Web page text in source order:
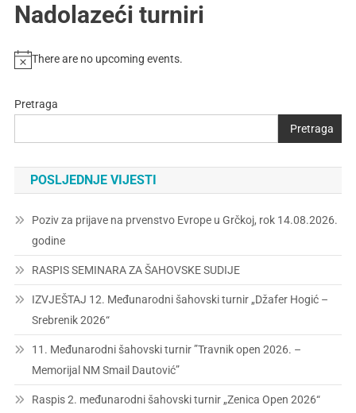
Nadolazeći turniri
There are no upcoming events.
Pretraga
Pretraga
POSLJEDNJE VIJESTI
Poziv za prijave na prvenstvo Evrope u Grčkoj, rok 14.08.2026.
godine
RASPIS SEMINARA ZA ŠAHOVSKE SUDIJE
IZVJEŠTAJ 12. Međunarodni šahovski turnir „Džafer Hogić –
Srebrenik 2026“
11. Međunarodni šahovski turnir ”Travnik open 2026. –
Memorijal NM Smail Dautović”
Raspis 2. međunarodni šahovski turnir „Zenica Open 2026“